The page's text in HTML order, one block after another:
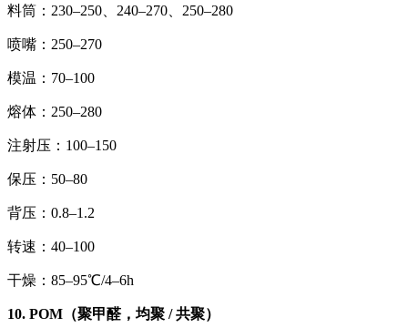
料筒：230–250、240–270、250–280
喷嘴：250–270
模温：70–100
熔体：250–280
注射压：100–150
保压：50–80
背压：0.8–1.2
转速：40–100
干燥：85–95℃/4–6h
10. POM（聚甲醛，均聚 / 共聚）